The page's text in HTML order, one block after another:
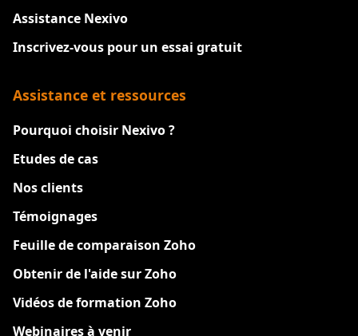
Assistance Nexivo
Inscrivez-vous pour un essai gratuit
Assistance et ressources
Pourquoi choisir Nexivo ?
Etudes de cas
Nos clients
Témoignages
Feuille de comparaison Zoho
Obtenir de l'aide sur Zoho
Vidéos de formation Zoho
Webinaires à venir